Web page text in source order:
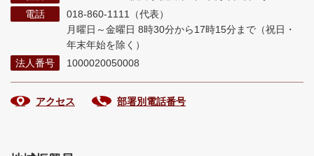
電話
018-860-1111（代表）
月曜日～金曜日 8時30分から17時15分まで （祝日・
年末年始を除く）
法人番号
1000020050008
アクセス 部署別電話番号